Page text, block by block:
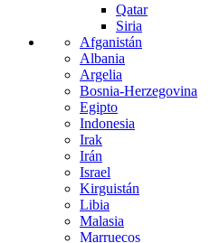
Qatar
Siria
Afganistán
Albania
Argelia
Bosnia-Herzegovina
Egipto
Indonesia
Irak
Irán
Israel
Kirguistán
Libia
Malasia
Marruecos